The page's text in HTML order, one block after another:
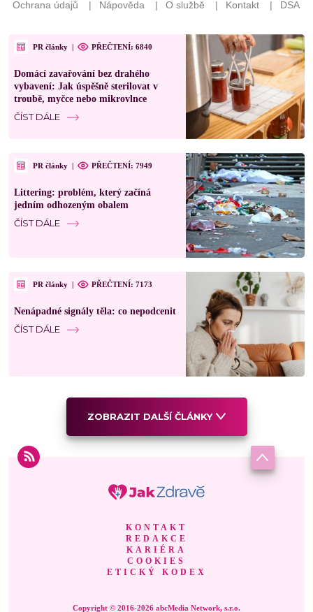
PR články | PŘEČTENÍ: 6840
Domácí zavařování bez drahého
vybavení: Jak úspěšně sterilovat v
troubě, myčce nebo mikrovlnce
ČÍST DÁLE
PR články | PŘEČTENÍ: 7949
Littering: problém, který začíná
jedním odhozeným obalem
ČÍST DÁLE
PR články | PŘEČTENÍ: 7173
Nenápadné signály těla: co nepodcenit
ČÍST DÁLE
ZOBRAZIT DALŠÍ ČLÁNKY
KONTAKT
REDAKCE
KARIÉRA
COOKIES
ETICKÝ KODEX
Copyright © 2016-2026 abcMedia Network, s.r.o.